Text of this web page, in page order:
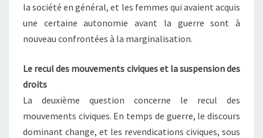
la société en général, et les femmes qui avaient acquis
une certaine autonomie avant la guerre sont à
nouveau confrontées à la marginalisation.
Le recul des mouvements civiques et la suspension des
droits
La deuxième question concerne le recul des
mouvements civiques. En temps de guerre, le discours
dominant change, et les revendications civiques, sous